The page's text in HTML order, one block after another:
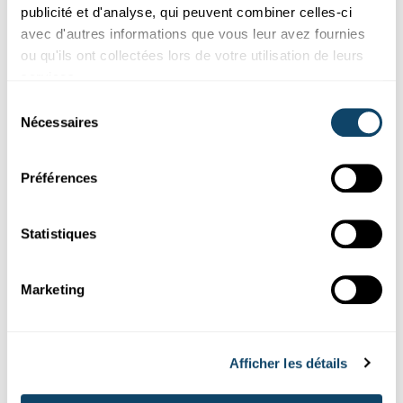
publicité et d'analyse, qui peuvent combiner celles-ci
avec d'autres informations que vous leur avez fournies
ou qu'ils ont collectées lors de votre utilisation de leurs
Nécessaires
Préférences
Statistiques
Marketing
Afficher les détails
Expérimenter
EXPÉRIENCE AVEC DES BALLONS
Faites flotter du plastique en-dessus d’un